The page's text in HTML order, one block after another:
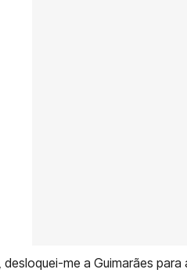
me a Guimarães